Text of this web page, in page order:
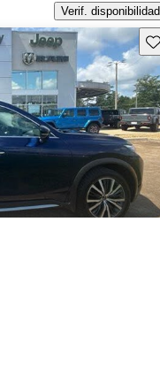
Verif. disponibilidad